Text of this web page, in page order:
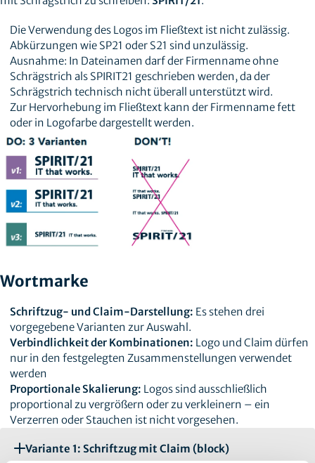
Die Verwendung des Logos im Fließtext ist nicht zulässig.
Abkürzungen wie SP21 oder S21 sind unzulässig.
Ausnahme: In Dateinamen darf der Firmenname ohne
Schrägstrich als SPIRIT21 geschrieben werden, da der
Schrägstrich technisch nicht überall unterstützt wird.
Zur Hervorhebung im Fließtext kann der Firmenname fett
oder in Logofarbe dargestellt werden.
Wortmarke
Schriftzug- und Claim-Darstellung: Es stehen drei
vorgegebene Varianten zur Auswahl.
Verbindlichkeit der Kombinationen: Logo und Claim dürfen
nur in den festgelegten Zusammenstellungen verwendet
werden
Proportionale Skalierung: Logos sind ausschließlich
proportional zu vergrößern oder zu verkleinern – ein
Verzerren oder Stauchen ist nicht vorgesehen.
Variante 1: Schriftzug mit Claim (block)